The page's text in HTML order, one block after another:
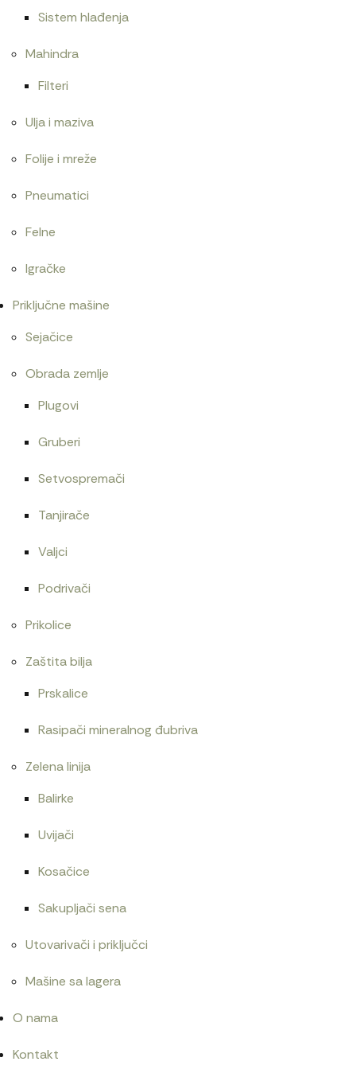
Sistem hlađenja
Mahindra
Filteri
Ulja i maziva
Folije i mreže
Pneumatici
Felne
Igračke
Priključne mašine
Sejačice
Obrada zemlje
Plugovi
Gruberi
Setvospremači
Tanjirače
Valjci
Podrivači
Prikolice
Zaštita bilja
Prskalice
Rasipači mineralnog đubriva
Zelena linija
Balirke
Uvijači
Kosačice
Sakupljači sena
Utovarivači i priključci
Mašine sa lagera
O nama
Kontakt